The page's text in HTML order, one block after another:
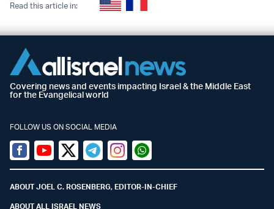
Read this article in:
Covering news and events impacting Israel & the Middle East
for the Evangelical world
FOLLOW US ON SOCIAL MEDIA
Facebook
YoutubeTwitter (X)
TelegramInstagramWhatsapp
ABOUT JOEL C. ROSENBERG, EDITOR-IN-CHIEF
ABOUT ALL ISRAEL NEWS